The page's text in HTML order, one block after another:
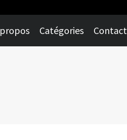
Catégories Contact